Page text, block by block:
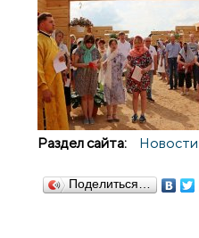
Раздел сайта: Новости
Поделиться…